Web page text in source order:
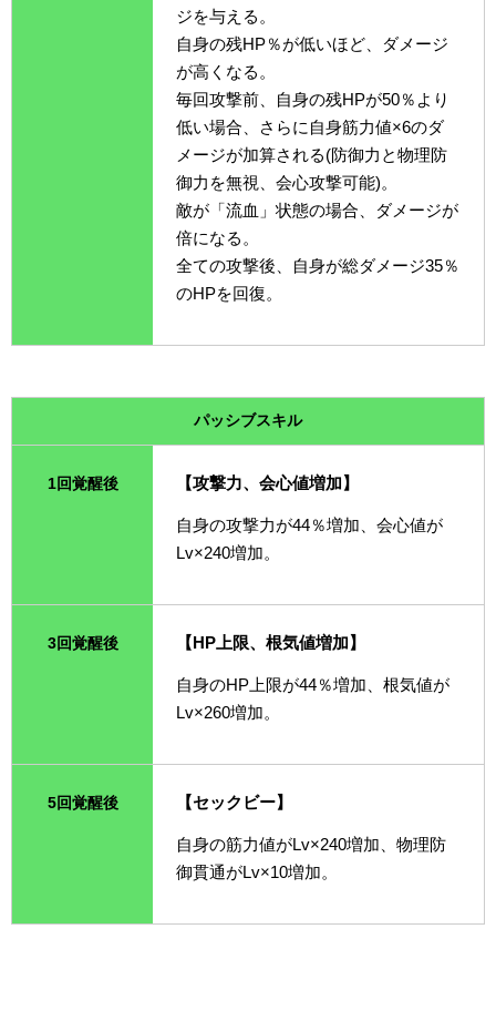
ジを与える。
自身の残HP％が低いほど、ダメージ
が高くなる。
毎回攻撃前、自身の残HPが50％より
低い場合、さらに自身筋力値×6のダ
メージが加算される(防御力と物理防
御力を無視、会心攻撃可能)。
敵が「流血」状態の場合、ダメージが
倍になる。
全ての攻撃後、自身が総ダメージ35％
のHPを回復。
パッシブスキル
1回覚醒後 【攻撃力、会心値増加】
自身の攻撃力が44％増加、会心値が
Lv×240増加。
3回覚醒後 【HP上限、根気値増加】
自身のHP上限が44％増加、根気値が
Lv×260増加。
5回覚醒後 【セックビー】
自身の筋力値がLv×240増加、物理防
御貫通がLv×10増加。